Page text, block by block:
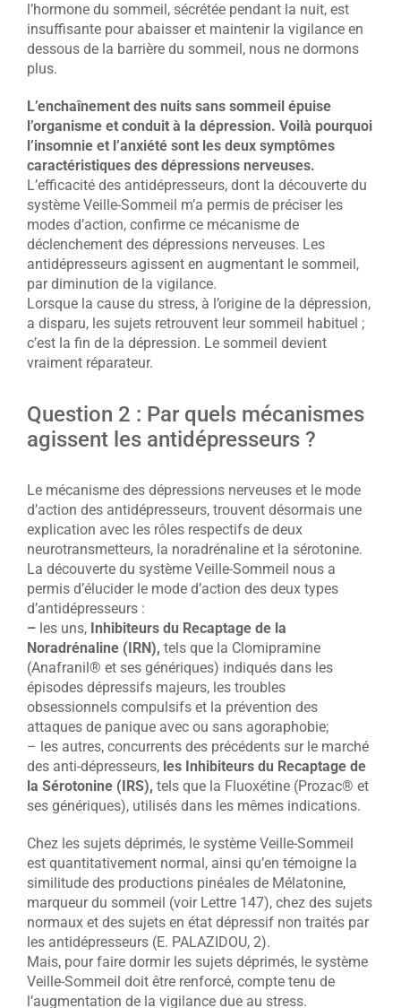
l’hormone du sommeil, sécrétée pendant la nuit, est
insuffisante pour abaisser et maintenir la vigilance en
dessous de la barrière du sommeil, nous ne dormons
plus.
L’enchaînement des nuits sans sommeil épuise
l’organisme et conduit à la dépression. Voilà pourquoi
l’insomnie et l’anxiété sont les deux symptômes
caractéristiques des dépressions nerveuses.
L’efficacité des antidépresseurs, dont la découverte du
système Veille-Sommeil m’a permis de préciser les
modes d’action, confirme ce mécanisme de
déclenchement des dépressions nerveuses. Les
antidépresseurs agissent en augmentant le sommeil,
par diminution de la vigilance.
Lorsque la cause du stress, à l’origine de la dépression,
a disparu, les sujets retrouvent leur sommeil habituel ;
c’est la fin de la dépression. Le sommeil devient
vraiment réparateur.
Question 2 : Par quels mécanismes
agissent les antidépresseurs ?
Le mécanisme des dépressions nerveuses et le mode
d’action des antidépresseurs, trouvent désormais une
explication avec les rôles respectifs de deux
neurotransmetteurs, la noradrénaline et la sérotonine.
La découverte du système Veille-Sommeil nous a
permis d’élucider le mode d’action des deux types
d’antidépresseurs :
– les uns, Inhibiteurs du Recaptage de la
Noradrénaline (IRN), tels que la Clomipramine
(Anafranil® et ses génériques) indiqués dans les
épisodes dépressifs majeurs, les troubles
obsessionnels compulsifs et la prévention des
attaques de panique avec ou sans agoraphobie;
– les autres, concurrents des précédents sur le marché
des anti-dépresseurs, les Inhibiteurs du Recaptage de
la Sérotonine (IRS), tels que la Fluoxétine (Prozac® et
ses génériques), utilisés dans les mêmes indications.
Chez les sujets déprimés, le système Veille-Sommeil
est quantitativement normal, ainsi qu’en témoigne la
similitude des productions pinéales de Mélatonine,
marqueur du sommeil (voir Lettre 147), chez des sujets
normaux et des sujets en état dépressif non traités par
les antidépresseurs (E. PALAZIDOU, 2).
Mais, pour faire dormir les sujets déprimés, le système
Veille-Sommeil doit être renforcé, compte tenu de
l’augmentation de la vigilance due au stress.